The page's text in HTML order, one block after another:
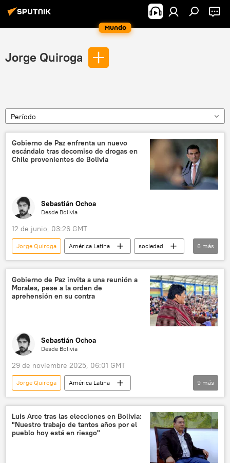
Mundo
Jorge Quiroga
Período
Gobierno de Paz enfrenta un nuevo
escándalo tras decomiso de drogas en
Chile provenientes de Bolivia
Sebastián Ochoa
Desde Bolivia
12 de junio, 03:26 GMT
Jorge Quiroga América Latina
sociedad
Evo Morales
Rodrigo Paz
Oviedo
Chile
seguridad
💬 Opinión y Análisis
6 más
Gobierno de Paz invita a una reunión a
Morales, pese a la orden de
aprehensión en su contra
Sebastián Ochoa
Desde Bolivia
29 de noviembre 2025, 06:01 GMT
Jorge Quiroga
América Latina
Evo Morales
Rodrigo Paz
La Paz
EEUU
Cochabamba
política
seguridad
Movimiento Al Socialismo (MAS)
9 más
Luis Arce tras las elecciones en Bolivia:
"Nuestro trabajo de tantos años por el
pueblo hoy está en riesgo"